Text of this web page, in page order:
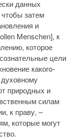
данных
затем
и
Menschen], к
которое
цели
какого-
природных и
силам
к праву, –
которые могут